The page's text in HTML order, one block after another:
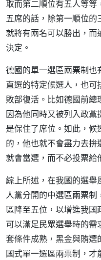
取而第二順位有五人等
五席的話，除第一順位
就將有兩名可以勝出，
決定。
德國的單一選區兩票制
直選的特定候選人，也
敗部復活。比如德國前
因為他同時又被列入政
是保住了席位。如此，
的，他也就不會盡力去
就會當選，而不必投票給
綜上所述，在我國的選
人黨分開的中選區兩票
區降至五位，以增進我
可以滿足民眾選舉時的
套條件成熟，黑金與賄
國式單一選區兩票制，